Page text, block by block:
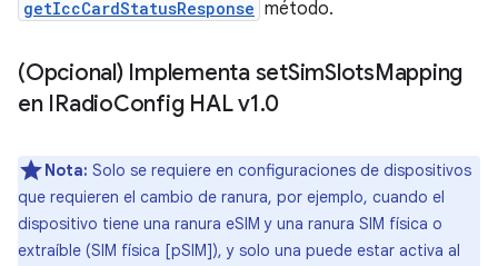
getIccCardStatusResponse método.
(Opcional) Implementa setSimSlotsMapping
en IRadioConfig HAL v1.0
Nota: Solo se requiere en configuraciones de dispositivos
que requieren el cambio de ranura, por ejemplo, cuando el
dispositivo tiene una ranura eSIM y una ranura SIM física o
extraíble (SIM física [pSIM]), y solo una puede estar activa al